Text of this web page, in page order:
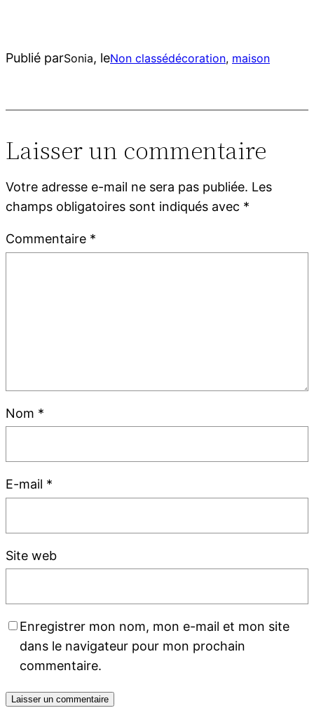
Publié parSonia, leNon classédécoration, maison
Laisser un commentaire
Votre adresse e-mail ne sera pas publiée. Les
champs obligatoires sont indiqués avec *
Commentaire *
Nom *
E-mail *
Site web
Enregistrer mon nom, mon e-mail et mon site
dans le navigateur pour mon prochain
commentaire.